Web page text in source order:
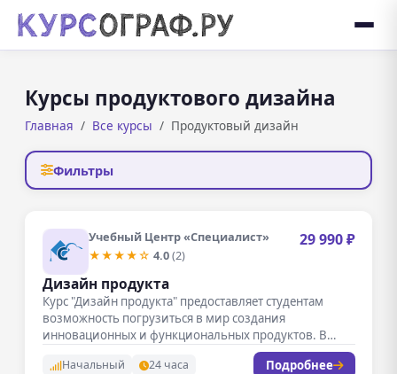
Курсы продуктового дизайна
Главная Все курсы Продуктовый дизайн
Фильтры
Учебный Центр «Специалист»
★★★★☆ 4.0(2)
29 990 ₽
Дизайн продукта
Курс "Дизайн продукта" предоставляет студентам
возможность погрузиться в мир создания
инновационных и функциональных продуктов. В
Начальный 24 часа Подробнее